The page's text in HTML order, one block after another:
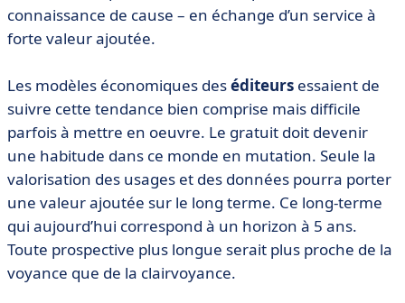
connaissance de cause – en échange d’un service à
forte valeur ajoutée.
Les modèles économiques deséditeurs essaient de
suivre cette tendance bien comprise mais difficile
parfois à mettre en oeuvre. Le gratuit doit devenir
une habitude dans ce monde en mutation. Seule la
valorisation des usages et des données pourra porter
une valeur ajoutée sur le long terme. Ce long-terme
qui aujourd’hui correspond à un horizon à 5 ans.
Toute prospective plus longue serait plus proche de la
voyance que de la clairvoyance.